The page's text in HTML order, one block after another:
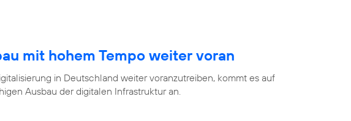
mit hohem Tempo weiter voran
in Deutschland weiter voranzutreiben, kommt es auf
Ausbau der digitalen Infrastruktur an.